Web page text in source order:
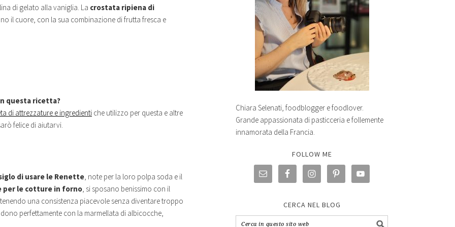
di gelato alla vaniglia. La crostata ripiena di
il cuore, con la sua combinazione di frutta fresca e
questa ricetta?
di attrezzature e ingredienti che utilizzo per questa e altre
felice di aiutarvi.
di usare le Renette, note per la loro polpa soda e il
le cotture in forno, si sposano benissimo con il
una consistenza piacevole senza diventare troppo
perfettamente con la marmellata di albicocche,
Chiara Selenati, foodblogger e foodlover.
Grande appassionata di pasticceria e follemente
innamorata della Francia.
FOLLOW ME
CERCA NEL BLOG